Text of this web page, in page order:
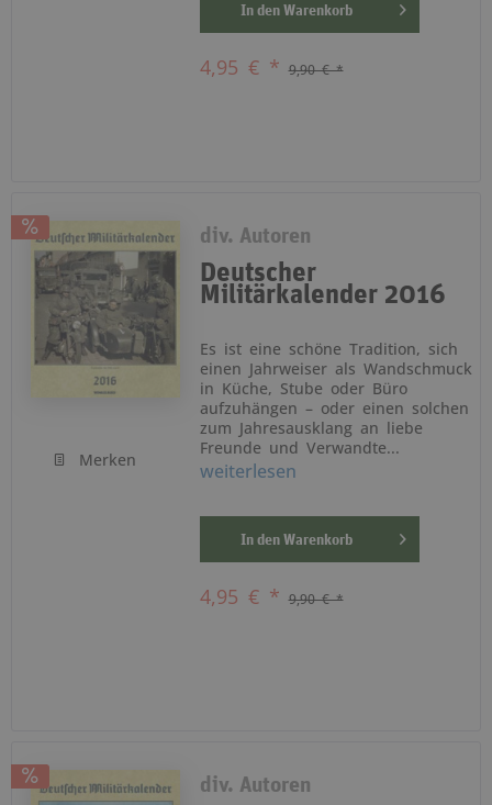
In den Warenkorb
4,95 € * 9,90 € *
Merken
div. Autoren
Deutscher
Militärkalender 2016
Es ist eine schöne Tradition, sich
einen Jahrweiser als Wandschmuck
in Küche, Stube oder Büro
aufzuhängen – oder einen solchen
zum Jahresausklang an liebe
Freunde und Verwandte...
weiterlesen
In den Warenkorb
4,95 € * 9,90 € *
div. Autoren